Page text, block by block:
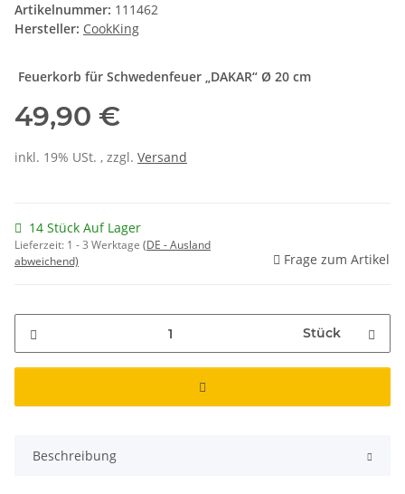
Artikelnummer: 111462
Hersteller: CookKing
Feuerkorb für Schwedenfeuer „DAKAR“ Ø 20 cm
49,90 €
inkl. 19% USt. , zzgl. Versand
14 Stück Auf Lager
Lieferzeit: 1 - 3 Werktage (DE - Ausland
abweichend)
Frage zum Artikel
Stück
Beschreibung